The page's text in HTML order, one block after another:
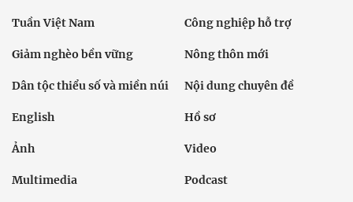
Tuần Việt Nam Công nghiệp hỗ trợ
Giảm nghèo bền vững Nông thôn mới
Dân tộc thiểu số và miền núi Nội dung chuyên đề
English Hồ sơ
Ảnh Video
Multimedia Podcast